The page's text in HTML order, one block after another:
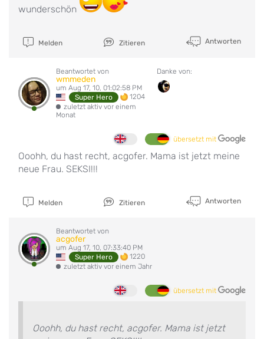
wunderschön
Melden Zitieren Antworten
Beantwortet von
wmmeden
um Aug 17, 10, 01:02:58 PM
Super Hero
1204
zuletzt aktiv vor einem
Monat
Danke von:
übersetzt mit
Ooohh, du hast recht, acgofer. Mama ist jetzt meine
neue Frau. SEKSI!!!
Melden Zitieren Antworten
Beantwortet von
acgofer
um Aug 17, 10, 07:33:40 PM
Super Hero
1220
zuletzt aktiv vor einem Jahr
übersetzt mit
Ooohh, du hast recht, acgofer. Mama ist jetzt